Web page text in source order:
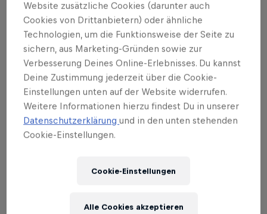
Die nächsten Etappen versprechen Spannung pur:
Während sich die ersten, von Kälte und Regen
geprägten Tage durch Sprintentscheidungen
auszeichneten, stehen jetzt die Kletterprüfungen
an, die das Klassement neu sortieren könnten.
Hindley weiß, worauf es ankommt: „Ich möchte den
Schwung, den wir in den ersten Tagen aufgebaut
haben, weiter mitnehmen. Das Rennen ist noch
völlig offen, und es stehen einige wirklich wichtige
konstant zu bleiben, klug zu fahren und dabei zu
hier haben, bin ich zuversichtlich, dass wir um ein
Website zusätzliche Cookies (darunter auch
Cookies von Drittanbietern) oder ähnliche
Technologien, um die Funktionsweise der Seite zu
sichern, aus Marketing-Gründen sowie zur
Verbesserung Deines Online-Erlebnisses. Du kannst
Deine Zustimmung jederzeit über die Cookie-
Einstellungen unten auf der Website widerrufen.
Weitere Informationen hierzu findest Du in unserer
Datenschutzerklärungund in den unten stehenden
Cookie-Einstellungen.
Cookie-Einstellungen
Alle Cookies akzeptieren